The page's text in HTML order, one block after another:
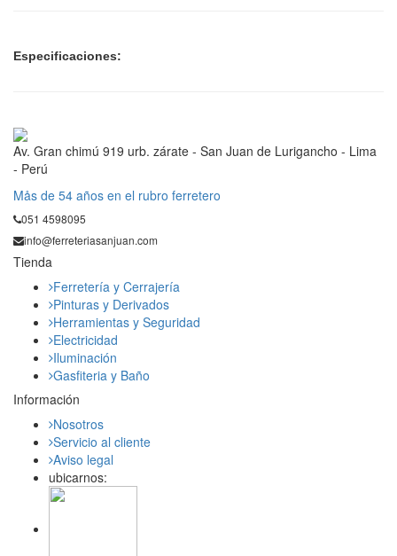
Especificaciones:
Av. Gran chimú 919 urb. zárate - San Juan de Lurigancho - Lima
- Perú
Mås de 54 años en el rubro ferretero
051 4598095
info@ferreteriasanjuan.com
Tienda
Ferretería y Cerrajería
Pinturas y Derivados
Herramientas y Seguridad
Electricidad
Iluminación
Gasfiteria y Baño
Información
Nosotros
Servicio al cliente
Aviso legal
ubicarnos: